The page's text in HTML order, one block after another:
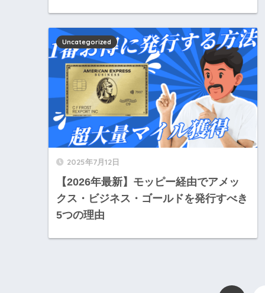
2025年7月12日
【2026年最新】モッピー経由でアメッ
クス・ビジネス・ゴールドを発行すべき
5つの理由
Uncategorized